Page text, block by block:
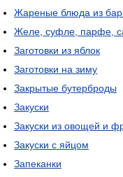
Жареные блюда из
Желе, суфле, парфе,
Заготовки из яблок
Заготовки на зиму
Закрытые бутерброды
Закуски
Закуски из овощей и
Закуски с яйцом
Запеканки